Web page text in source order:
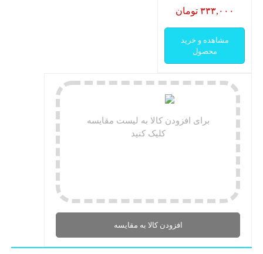
۳۳۳,۰۰۰ تومان
مشاهده و خرید
محصول
برای افزودن کالا به لیست مقایسه
کلیک کنید
افزودن کالا به مقایسه